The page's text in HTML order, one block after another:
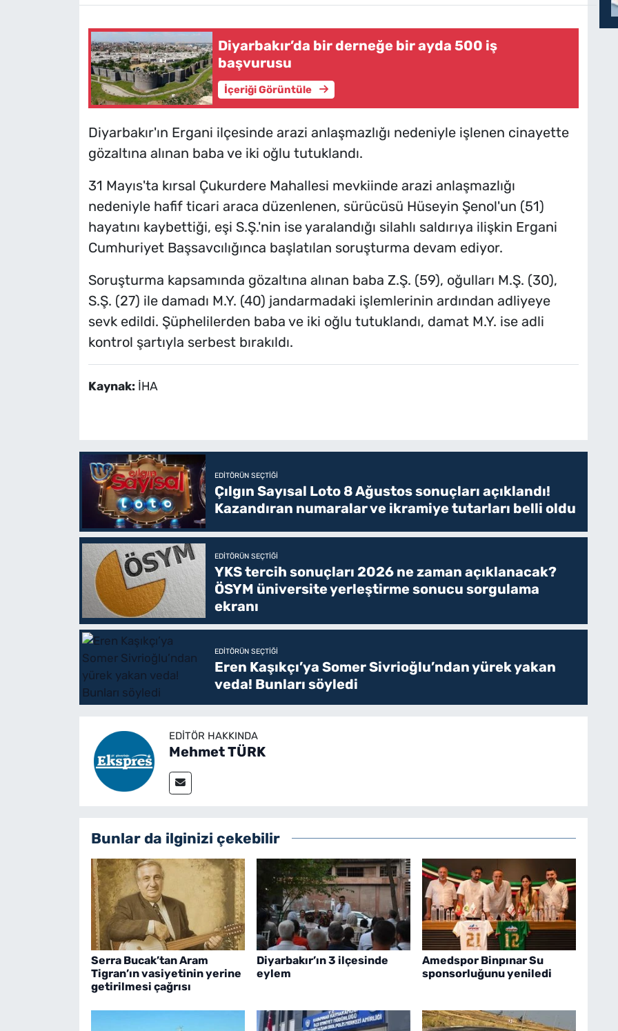
Diyarbakır’da bir derneğe bir ayda 500 iş
başvurusu
İçeriği Görüntüle
Diyarbakır'ın Ergani ilçesinde arazi anlaşmazlığı nedeniyle işlenen cinayette
gözaltına alınan baba ve iki oğlu tutuklandı.
31 Mayıs'ta kırsal Çukurdere Mahallesi mevkiinde arazi anlaşmazlığı
nedeniyle hafif ticari araca düzenlenen, sürücüsü Hüseyin Şenol'un (51)
hayatını kaybettiği, eşi S.Ş.'nin ise yaralandığı silahlı saldırıya ilişkin Ergani
Cumhuriyet Başsavcılığınca başlatılan soruşturma devam ediyor.
Soruşturma kapsamında gözaltına alınan baba Z.Ş. (59), oğulları M.Ş. (30),
S.Ş. (27) ile damadı M.Y. (40) jandarmadaki işlemlerinin ardından adliyeye
sevk edildi. Şüphelilerden baba ve iki oğlu tutuklandı, damat M.Y. ise adli
kontrol şartıyla serbest bırakıldı.
Kaynak: İHA
EDITÖRÜN SEÇTIĞI
Çılgın Sayısal Loto 8 Ağustos sonuçları açıklandı!
Kazandıran numaralar ve ikramiye tutarları belli oldu
EDITÖRÜN SEÇTIĞI
YKS tercih sonuçları 2026 ne zaman açıklanacak?
ÖSYM üniversite yerleştirme sonucu sorgulama
ekranı
EDITÖRÜN SEÇTIĞI
Eren Kaşıkçı’ya Somer Sivrioğlu’ndan yürek yakan
veda! Bunları söyledi
EDITÖR HAKKINDA
Mehmet TÜRK
Bunlar da ilginizi çekebilir
Serra Bucak’tan Aram
Tigran’ın vasiyetinin yerine
getirilmesi çağrısı
Diyarbakır’ın 3 ilçesinde
eylem
Amedspor Binpınar Su
sponsorluğunu yeniledi